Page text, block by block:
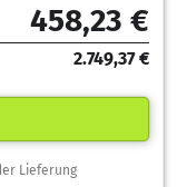
458,23 €
2.749,37 €
Lieferung